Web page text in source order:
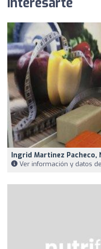
Ingrid Martinez
Ver información y datos